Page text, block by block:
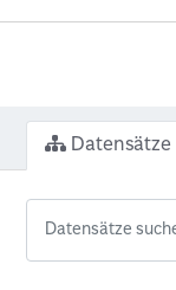
Datensätze